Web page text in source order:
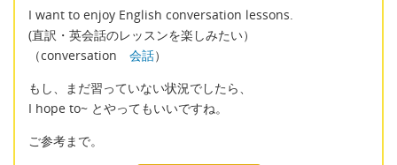
I want to enjoy English conversation lessons.
(直訳・英会話のレッスンを楽しみたい）
（conversation 会話）
もし、まだ習っていない状況でしたら、
I hope to~ とやってもいいですね。
ご参考まで。